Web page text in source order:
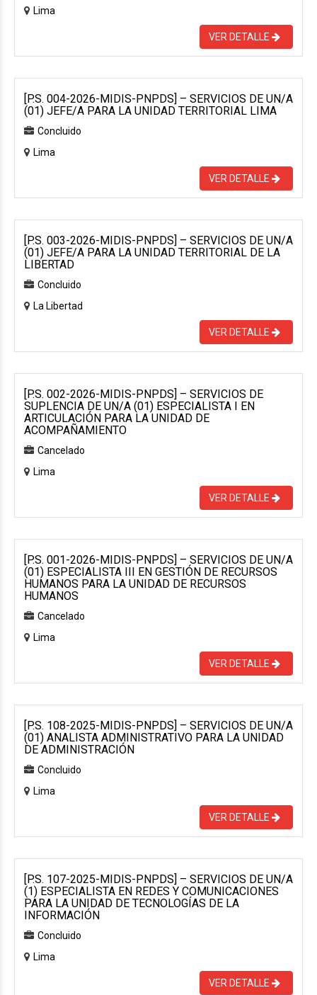
Lima
VER DETALLE
[P.S. 004-2026-MIDIS-PNPDS] – SERVICIOS DE UN/A
(01) JEFE/A PARA LA UNIDAD TERRITORIAL LIMA
Concluido
Lima
VER DETALLE
[P.S. 003-2026-MIDIS-PNPDS] – SERVICIOS DE UN/A
(01) JEFE/A PARA LA UNIDAD TERRITORIAL DE LA
LIBERTAD
Concluido
La Libertad
VER DETALLE
[P.S. 002-2026-MIDIS-PNPDS] – SERVICIOS DE
SUPLENCIA DE UN/A (01) ESPECIALISTA I EN
ARTICULACIÓN PARA LA UNIDAD DE
ACOMPAÑAMIENTO
Cancelado
Lima
VER DETALLE
[P.S. 001-2026-MIDIS-PNPDS] – SERVICIOS DE UN/A
(01) ESPECIALISTA III EN GESTIÓN DE RECURSOS
HUMANOS PARA LA UNIDAD DE RECURSOS
HUMANOS
Cancelado
Lima
VER DETALLE
[P.S. 108-2025-MIDIS-PNPDS] – SERVICIOS DE UN/A
(01) ANALISTA ADMINISTRATIVO PARA LA UNIDAD
DE ADMINISTRACIÓN
Concluido
Lima
VER DETALLE
[P.S. 107-2025-MIDIS-PNPDS] – SERVICIOS DE UN/A
(1) ESPECIALISTA EN REDES Y COMUNICACIONES
PARA LA UNIDAD DE TECNOLOGÍAS DE LA
INFORMACIÓN
Concluido
Lima
VER DETALLE